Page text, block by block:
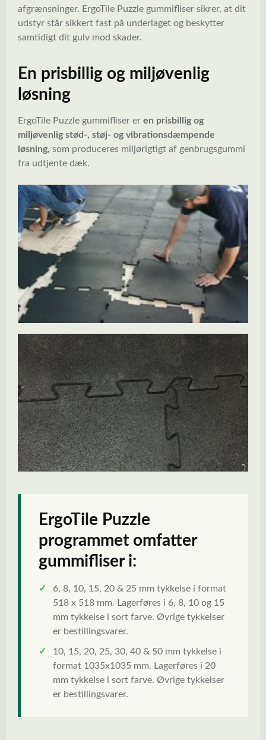
afgrænsninger. ErgoTile Puzzle gummifliser sikrer, at dit
udstyr står sikkert fast på underlaget og beskytter
samtidigt dit gulv mod skader.
En prisbillig og miljøvenlig
løsning
ErgoTile Puzzle gummifliser er en prisbillig og
miljøvenlig stød-, støj- og vibrationsdæmpende
løsning, som produceres miljørigtigt af genbrugsgummi
fra udtjente dæk.
ErgoTile Puzzle
programmet omfatter
gummifliser i:
✓
6, 8, 10, 15, 20 & 25 mm tykkelse i format
518 x 518 mm. Lagerføres i 6, 8, 10 og 15
mm tykkelse i sort farve. Øvrige tykkelser
er bestillingsvarer.
✓
10, 15, 20, 25, 30, 40 & 50 mm tykkelse i
format 1035x1035 mm. Lagerføres i 20
mm tykkelse i sort farve. Øvrige tykkelser
er bestillingsvarer.